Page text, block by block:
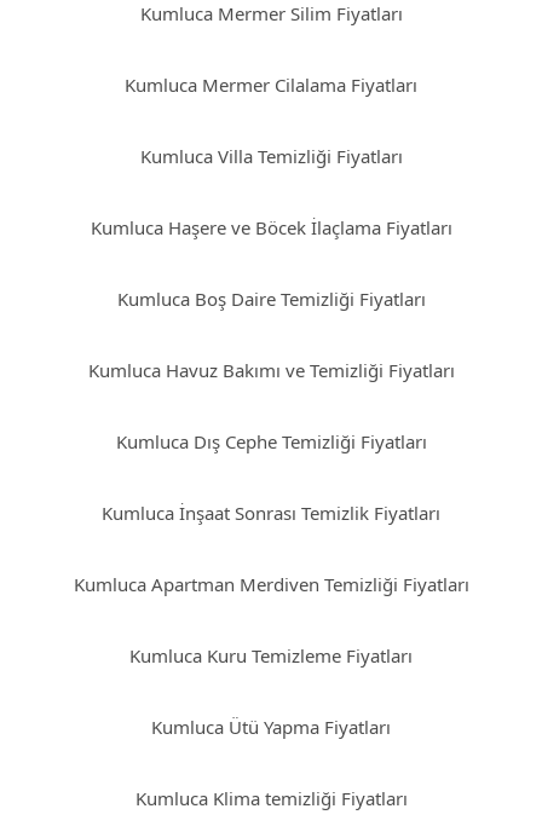
Kumluca Mermer Silim Fiyatları
Kumluca Mermer Cilalama Fiyatları
Kumluca Villa Temizliği Fiyatları
Kumluca Haşere ve Böcek İlaçlama Fiyatları
Kumluca Boş Daire Temizliği Fiyatları
Kumluca Havuz Bakımı ve Temizliği Fiyatları
Kumluca Dış Cephe Temizliği Fiyatları
Kumluca İnşaat Sonrası Temizlik Fiyatları
Kumluca Apartman Merdiven Temizliği Fiyatları
Kumluca Kuru Temizleme Fiyatları
Kumluca Ütü Yapma Fiyatları
Kumluca Klima temizliği Fiyatları